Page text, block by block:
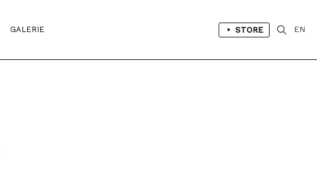
GALERIE STORE EN